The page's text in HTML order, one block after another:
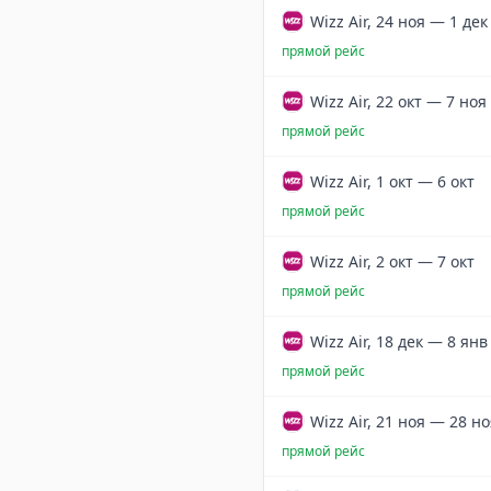
Wizz Air, 24 ноя — 1 дек
прямой рейс
Wizz Air, 22 окт — 7 ноя
прямой рейс
Wizz Air, 1 окт — 6 окт
прямой рейс
Wizz Air, 2 окт — 7 окт
прямой рейс
Wizz Air, 18 дек — 8 янв
прямой рейс
Wizz Air, 21 ноя — 28
прямой рейс